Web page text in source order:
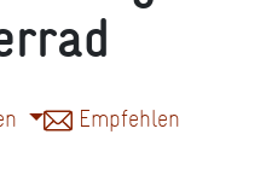
Empfehlen